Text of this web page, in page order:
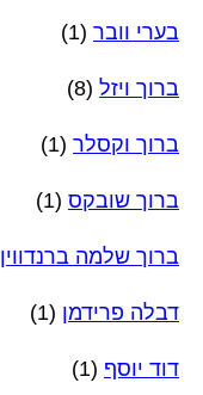
בערי וובר (1)
ברוך ויזל (8)
ברוך וקסלר (1)
ברוך שובקס (1)
ברוך שלמה ברנדווין
דבלה פרידמן (1)
דוד יוסף (1)